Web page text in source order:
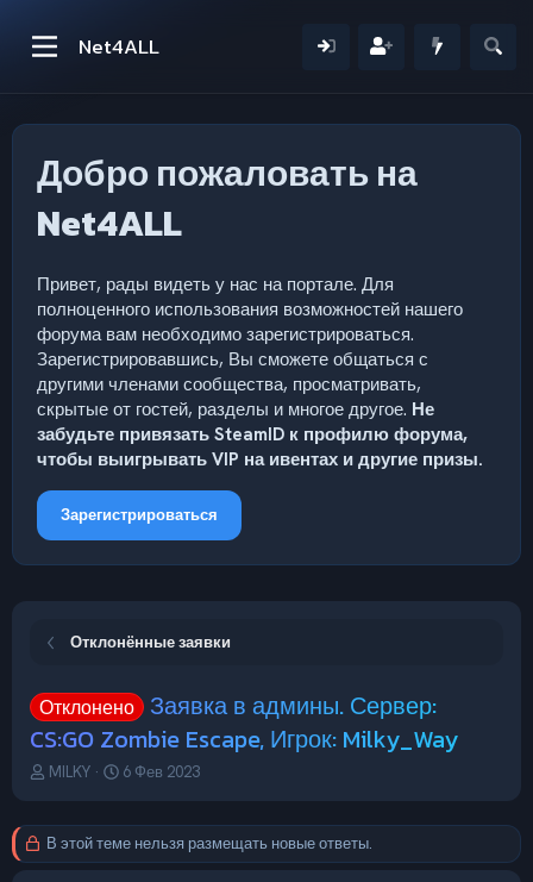
Net4ALL
Добро пожаловать на
Net4ALL
Привет, рады видеть у нас на портале. Для
полноценного использования возможностей нашего
форума вам необходимо зарегистрироваться.
Зарегистрировавшись, Вы сможете общаться с
другими членами сообщества, просматривать,
скрытые от гостей, разделы и многое другое. Не
забудьте привязать SteamID к профилю форума,
чтобы выигрывать VIP на ивентах и другие призы.
Зарегистрироваться
Отклонённые заявки
Отклонено Заявка в админы. Сервер:
CS:GO Zombie Escape, Игрок: Milky_Way
А
о
MILKY
Д
6 Фев 2023
В этой теме нельзя размещать новые ответы.